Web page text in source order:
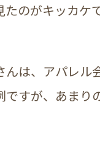
のがキッカケ
は、アパレル
すが、あまり